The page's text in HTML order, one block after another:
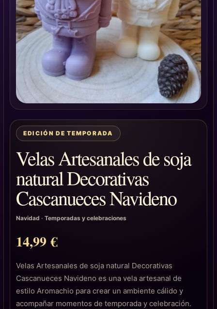
EDICIÓN DE TEMPORADA
Velas Artesanales de soja
natural Decorativas
Cascanueces Navideno
Navidad · Temporadas y celebraciones
14,99€
Velas Artesanales de soja natural Decorativas
Cascanueces Navideno es una vela artesanal de
estilo Aromachio para crear un ambiente cálido y
acompañar momentos de temporada y celebración.